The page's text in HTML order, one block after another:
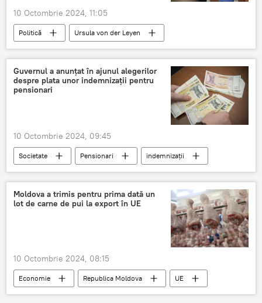
10 Octombrie 2024, 11:05
Politică
Ursula von der Leyen
Maia Sandu
Guvernul a anunțat în ajunul alegerilor
despre plata unor indemnizații pentru
pensionari
10 Octombrie 2024, 09:45
Societate Pensionari indemnizații
Moldova a trimis pentru prima dată un
lot de carne de pui la export în UE
10 Octombrie 2024, 08:15
Economie Republica Moldova UE